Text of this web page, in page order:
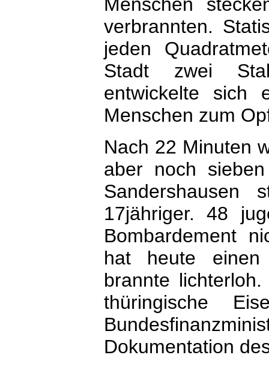
verbrannten.
jeden
Stadt zwei
entwickelte sich
Menschen zum
Nach 22 Minuten
aber noch
Sandershausen
17jähriger. 48
Bombardement
hat heute einen
brannte
thüringische
Dokumentation